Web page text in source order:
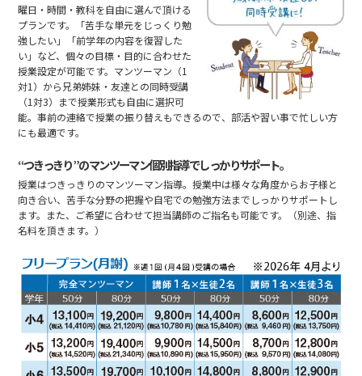
曜日・時間・教科を自由に選んで頂ける
プランです。「苦手な単元をじっくり勉
強したい」「前学年の内容を復習した
い」など、個々の目標・目的に合わせた
授業設定が可能です。マンツーマン（1
対1）から兄弟姉妹・友達との同時受講
（1対3）まで授業形式も自由に選択可
能。事前の連絡で授業の振り替えもできるので、部活や習い事で忙しい方
にも最適です。
“つきっきり”のマンツーマン個別指導でしっかりサポート。
授業はつきっきりのマンツーマン指導。授業中は様々な角度からお子様と
向き合い、苦手な分野の把握や自宅での勉強方法までしっかりサポートし
ます。また、ご希望に合わせて担当講師のご指名も可能です。（別途、指
名料を頂きます。）